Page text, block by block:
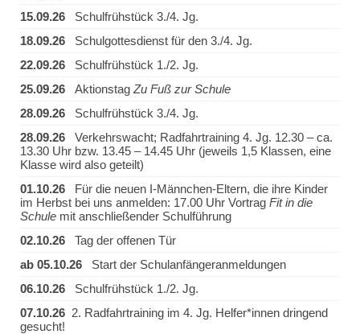
15.09.26 Schulfrühstück 3./4. Jg.
18.09.26 Schulgottesdienst für den 3./4. Jg.
22.09.26 Schulfrühstück 1./2. Jg.
25.09.26 Aktionstag Zu Fuß zur Schule
28.09.26 Schulfrühstück 3./4. Jg.
28.09.26
Verkehrswacht; Radfahrtraining 4. Jg. 12.30 – ca.
13.30 Uhr bzw. 13.45 – 14.45 Uhr (jeweils 1,5 Klassen, eine
Klasse wird also geteilt)
01.10.26 Für die neuen I-Männchen-Eltern, die ihre Kinder
im Herbst bei uns anmelden: 17.00 Uhr Vortrag Fit in die
Schule mit anschließender Schulführung
02.10.26 Tag der offenen Tür
ab 05.10.26 Start der Schulanfängeranmeldungen
06.10.26 Schulfrühstück 1./2. Jg.
07.10.26 2. Radfahrtraining im 4. Jg. Helfer*innen dringend
gesucht!